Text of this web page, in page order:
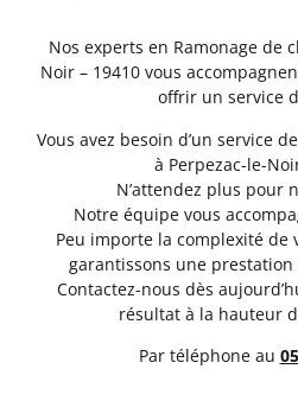
Nos experts en Ramonage de
Noir – 19410 vous
offrir un service
Vous avez besoin d’un service
à Perpezac-le-
N’attendez plus pour
Notre équipe vous
Peu importe la complexité de
garantissons une
Contactez-nous dès
résultat à la hauteur
Par téléphone au